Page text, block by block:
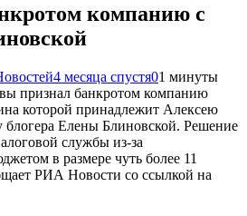
компанию с
4 месяца спустя01 минуты
признал банкротом компанию
которой принадлежит Алексею
Елены Блиновской. Решение
службы из-за
в размере чуть более 11
РИА Новости со ссылкой на